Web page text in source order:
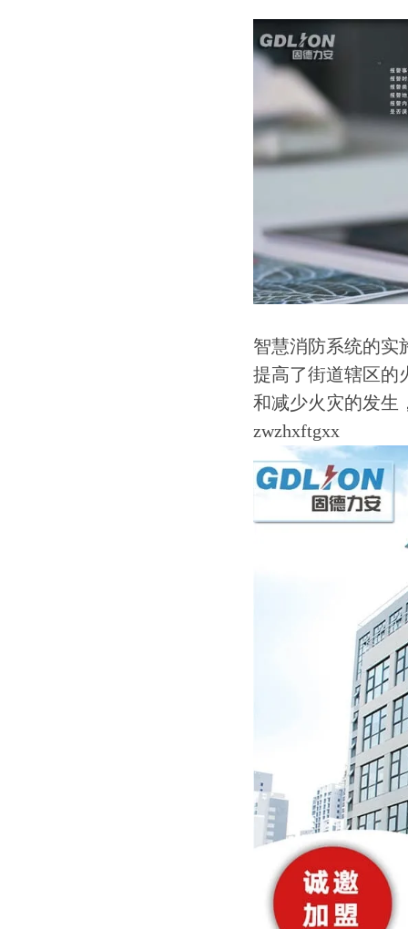
智慧消防系统的实
提高了街道辖区的
和减少火灾的发生
zwzhxftgxx